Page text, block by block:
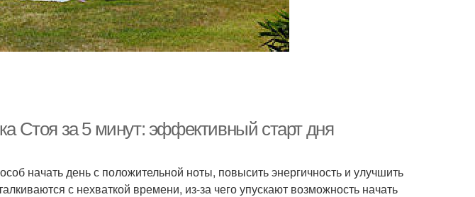
Стоя за 5 минут: эффективный старт дня
начать день с положительной ноты, повысить энергичность и улучшить
с нехваткой времени, из-за чего упускают возможность начать